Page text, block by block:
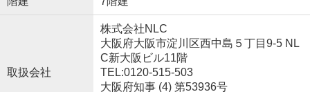
取扱会社
株式会社NLC
大阪府大阪市淀川区西中島５丁目9-5 NL
C新大阪ビル11階
TEL:0120-515-503
大阪府知事 (4) 第53936号